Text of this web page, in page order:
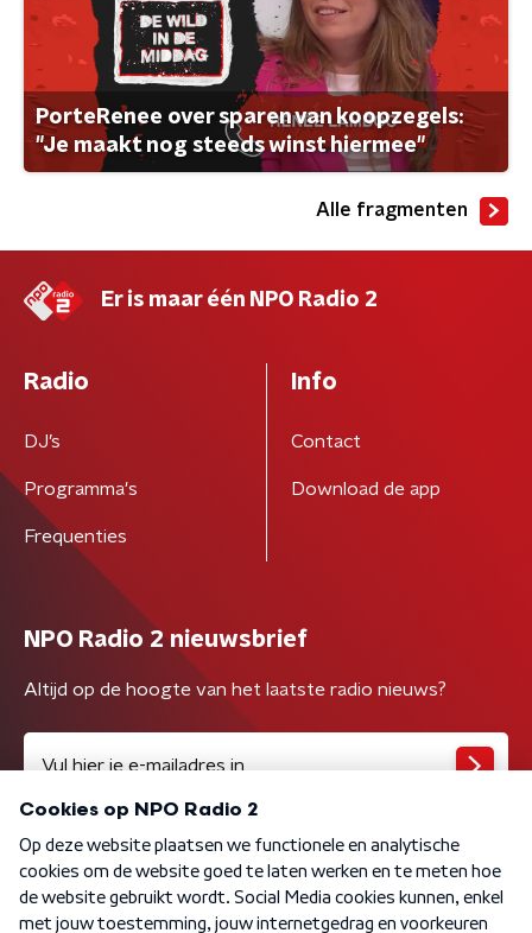
PorteRenee over sparen van koopzegels:
"Je maakt nog steeds winst hiermee"
Alle fragmenten
Er is maar één NPO Radio 2
Radio
DJ’s
Programma's
Frequenties
Info
Contact
Download de app
NPO Radio 2 nieuwsbrief
Altijd op de hoogte van het laatste radio nieuws?
Algemene voorwaarden